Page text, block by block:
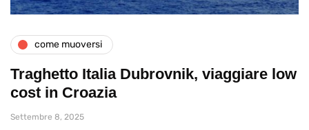
come muoversi
Traghetto Italia Dubrovnik, viaggiare low
cost in Croazia
Settembre 8, 2025